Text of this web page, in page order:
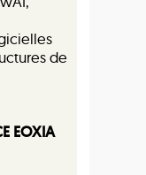
de
EOXIA